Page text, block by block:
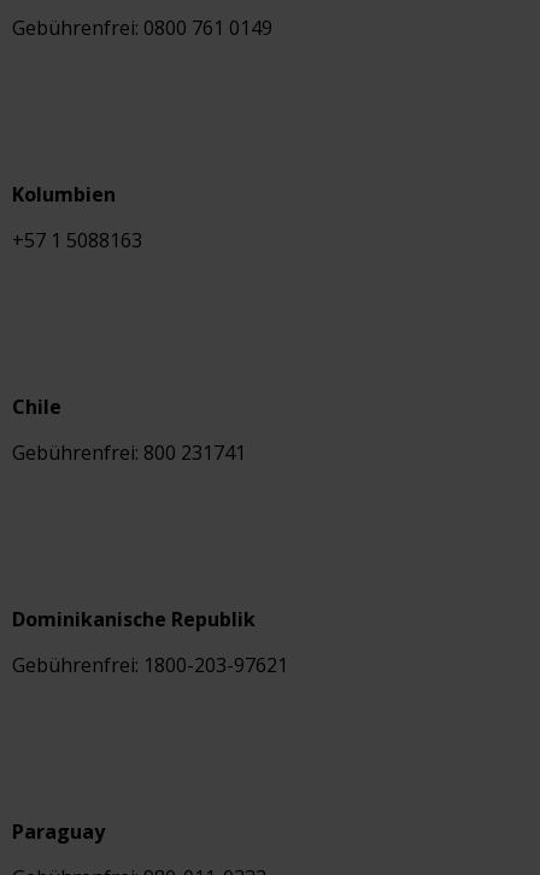
Gebührenfrei: 0800 761 0149
Kolumbien
+57 1 5088163
Chile
Gebührenfrei: 800 231741
Dominikanische Republik
Gebührenfrei: 1800-203-97621
Paraguay